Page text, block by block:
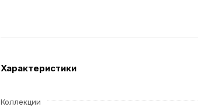
Характеристики
Коллекции